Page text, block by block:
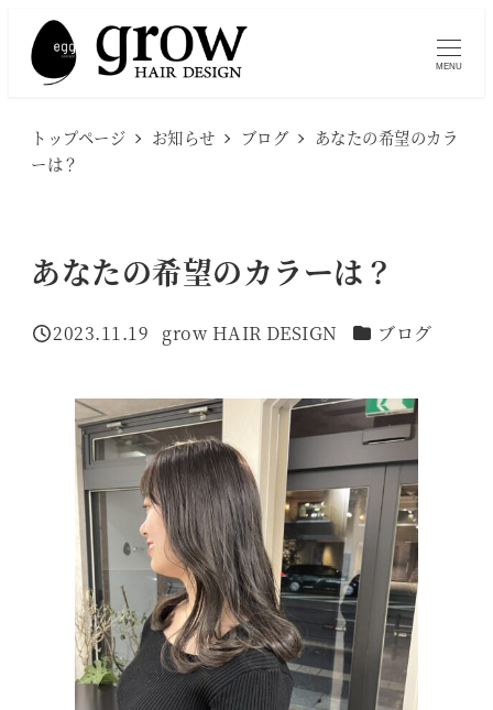
MENU
トップページ お知らせ ブログ
あなたの希望のカラ
ーは？
あなたの希望のカラーは？
投稿日
2023.11.19
著
grow HAIR DESIGN カテゴリー
ブログ